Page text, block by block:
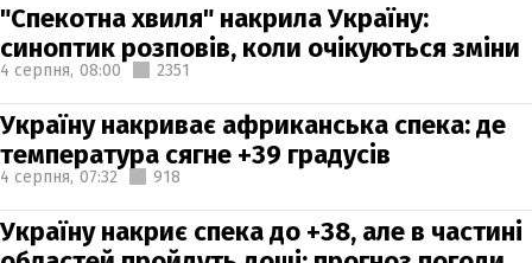
"Спекотна хвиля" накрила Україну:
синоптик розповів, коли очікуються зміни
4 серпня, 08:00 2351
Україну накриває африканська спека: де
температура сягне +39 градусів
4 серпня, 07:32 918
Україну накриє спека до +38, але в частині